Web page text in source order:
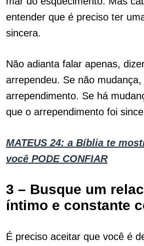
entender que é preciso ter
sincera.
Não adianta falar apenas,
arrependeu. Se não
arrependimento. Se há
que o arrependimento foi
MATEUS 24: a Bíblia te
você PODE CONFIAR
3 – Busque um
íntimo e constante
É preciso aceitar que você é